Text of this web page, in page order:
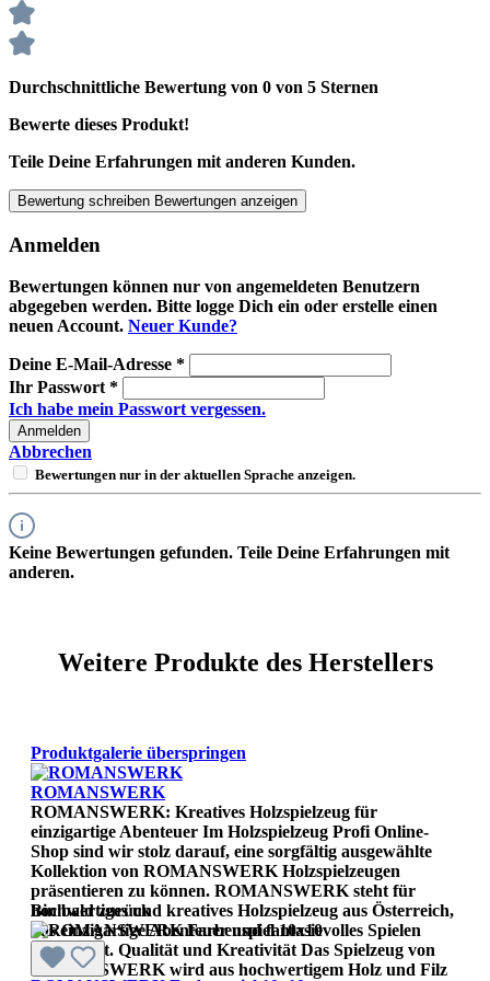
Durchschnittliche Bewertung von 0 von 5 Sternen
Bewerte dieses Produkt!
Teile Deine Erfahrungen mit anderen Kunden.
Bewertung schreiben Bewertungen anzeigen
Anmelden
Bewertungen können nur von angemeldeten Benutzern
abgegeben werden. Bitte logge Dich ein oder erstelle einen
neuen Account. Neuer Kunde?
Deine E-Mail-Adresse *
Ihr Passwort *
Ich habe mein Passwort vergessen.
Anmelden
Abbrechen
Bewertungen nur in der aktuellen Sprache anzeigen.
Keine Bewertungen gefunden. Teile Deine Erfahrungen mit
anderen.
Weitere Produkte des Herstellers
Produktgalerie überspringen
ROMANSWERK
ROMANSWERK: Kreatives Holzspielzeug für
einzigartige Abenteuer Im Holzspielzeug Profi Online-
Shop sind wir stolz darauf, eine sorgfältig ausgewählte
Kollektion von ROMANSWERK Holzspielzeugen
präsentieren zu können. ROMANSWERK steht für
hochwertiges und kreatives Holzspielzeug aus Österreich,
das einzigartige Abenteuer und fantasievolles Spielen
ermöglicht. Qualität und Kreativität Das Spielzeug von
ROMANSWERK wird aus hochwertigem Holz und Filz
Bin bald zurück